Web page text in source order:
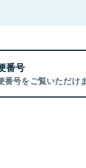
番号
号をご覧いただけま